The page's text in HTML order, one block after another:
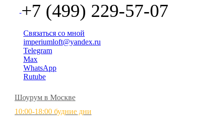
+7 (499) 229-57-07
Связаться со мной
imperiumloft@yandex.ru
Telegram
Max
WhatsApp
Rutube
Шоурум в Москве
10:00-18:00 будние дни